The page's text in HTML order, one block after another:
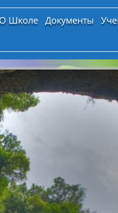
О Школе Документы